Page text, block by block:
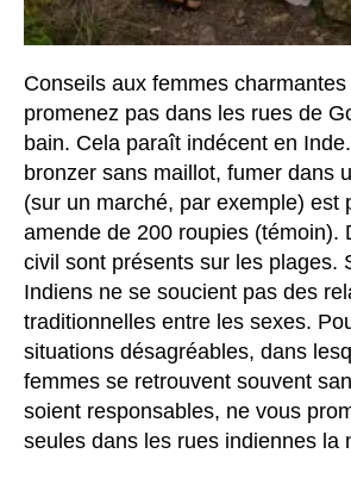
Conseils aux femmes
promenez pas dans les rues de
bain. Cela paraît indécent en
bronzer sans maillot, fumer dans
(sur un marché, par exemple) est
amende de 200 roupies (témoin).
civil sont présents sur les plages.
Indiens ne se soucient pas des
traditionnelles entre les sexes.
situations désagréables, dans
femmes se retrouvent souvent
soient responsables, ne vous
seules dans les rues indiennes la